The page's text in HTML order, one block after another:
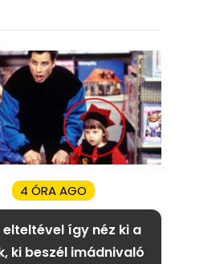
4 ÓRA AGO
elteltével így néz ki a
ki beszél imádnivaló